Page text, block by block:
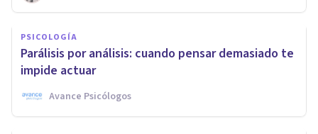
PSICOLOGÍA
Parálisis por análisis: cuando pensar demasiado te
impide actuar
Avance Psicólogos